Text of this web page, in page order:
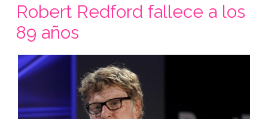
Robert Redford fallece a los
89 años